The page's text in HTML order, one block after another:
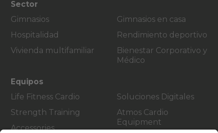
Sector
Gimnasios
Hospitalidad
Vivienda multifamiliar
Gimnasios en casa
Rendimiento deportivo
Bienestar Corporativo y
Médico
Equipos
Life Fitness Cardio
Strength Training
Accessories
Soluciones Digitales
Atmos Cardio
Equipment